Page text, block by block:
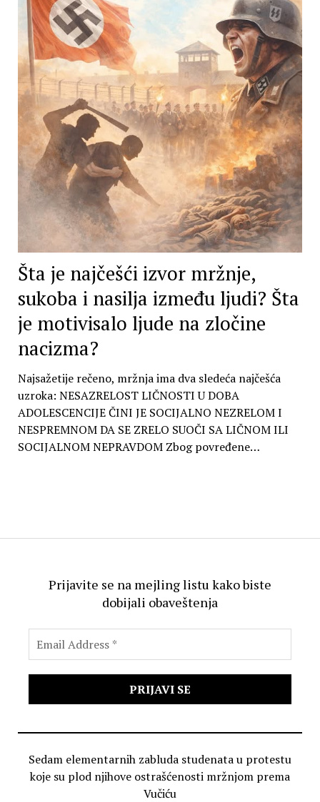
Prijavite se na mejling listu kako biste
dobijali obaveštenja
Sedam elementarnih zabluda studenata u protestu
koje su plod njihove ostrašćenosti mržnjom prema
Vučiću
Šta je najčešći izvor mržnje,
sukoba i nasilja između ljudi? Šta
je motivisalo ljude na zločine
nacizma?
Najsažetije rečeno, mržnja ima dva sledeća najčešća
uzroka: NESAZRELOST LIČNOSTI U DOBA
ADOLESCENCIJE ČINI JE SOCIJALNO NEZRELOM I
NESPREMNOM DA SE ZRELO SUOČI SA LIČNOM ILI
SOCIJALNOM NEPRAVDOM Zbog povređene…